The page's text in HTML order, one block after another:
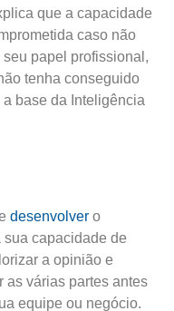
que a capacidade
caso não
papel profissional,
tenha conseguido
base da Inteligência
desenvolver o
capacidade de
a opinião e
as várias partes antes
equipe ou negócio.